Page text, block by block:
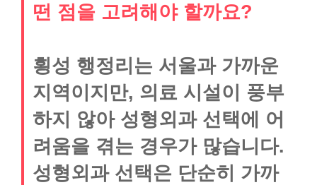
떤 점을 고려해야 할까요?
횡성 행정리는 서울과 가까운
지역이지만, 의료 시설이 풍부
하지 않아 성형외과 선택에 어
려움을 겪는 경우가 많습니다.
성형외과 선택은 단순히 가까